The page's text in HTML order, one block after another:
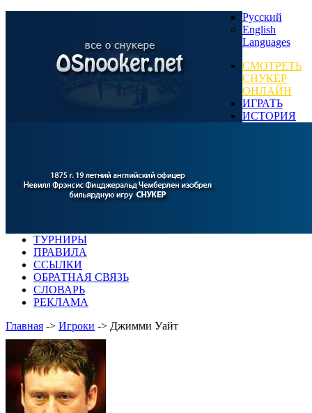
Русский
English
Languages
СМОТРЕТЬ
СНУКЕР
ОНЛАЙН
ИГРАТЬ
ИСТОРИЯ
ТУРНИРЫ
ПРАВИЛА
ССЫЛКИ
ОБРАТНАЯ СВЯЗЬ
СЛОВАРЬ
РЕКЛАМА
Главная -> Игроки -> Джимми Уайт